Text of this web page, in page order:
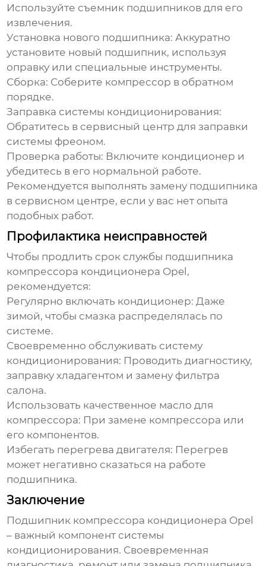
Используйте съемник подшипников для его
извлечения.
Установка нового подшипника: Аккуратно
установите новый подшипник, используя
оправку или специальные инструменты.
Сборка: Соберите компрессор в обратном
порядке.
Заправка системы кондиционирования:
Обратитесь в сервисный центр для заправки
системы фреоном.
Проверка работы: Включите кондиционер и
убедитесь в его нормальной работе.
Рекомендуется выполнять замену подшипника
в сервисном центре, если у вас нет опыта
подобных работ.
Профилактика неисправностей
Чтобы продлить срок службы подшипника
компрессора кондиционера Opel ,
рекомендуется:
Регулярно включать кондиционер: Даже
зимой, чтобы смазка распределялась по
системе.
Своевременно обслуживать систему
кондиционирования: Проводить диагностику,
заправку хладагентом и замену фильтра
салона.
Использовать качественное масло для
компрессора: При замене компрессора или
его компонентов.
Избегать перегрева двигателя: Перегрев
может негативно сказаться на работе
подшипника.
Заключение
Подшипник компрессора кондиционера Opel
– важный компонент системы
кондиционирования. Своевременная